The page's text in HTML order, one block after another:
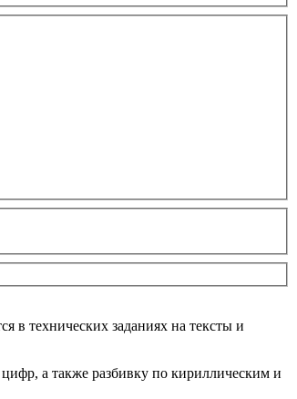
в технических заданиях на тексты и
а также разбивку по кириллическим и